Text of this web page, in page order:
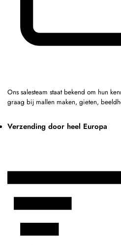
Ons salesteam staat bekend om hun
graag bij mallen maken, gieten,
Verzending door heel Europa